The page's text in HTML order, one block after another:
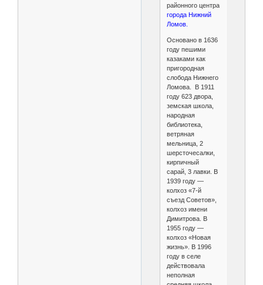
районного центра
города Нижний
Ломов.
Основано в 1636
году пешими
казаками как
пригородная
слобода Нижнего
Ломова. В 1911
году 623 двора,
земская школа,
народная
библиотека,
ветряная
мельница, 2
шерсточесалки,
кирпичный
сарай, 3 лавки. В
1939 году —
колхоз «7-й
съезд Советов»,
колхоз имени
Димитрова. В
1955 году —
колхоз «Новая
жизнь». В 1996
году в селе
действовала
неполная